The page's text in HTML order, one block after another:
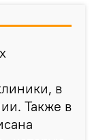
в
Также в